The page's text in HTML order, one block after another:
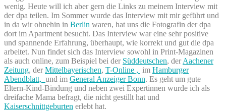
wenig. Heute will ich aber gern die Links zu meinem Interview mit
der dpa teilen. Im Sommer wurde das Interview mit mir geführt und
in da wir ohnehin in Berlin waren, hat uns die Fotografin der dpa
dort im Apartment besucht. Das Interview war eine sehr positive
und spannende Erfahrung, überhaupt, wie korrekt und gut die dpa
arbeitet. Nun findet sich das Interview sowohl in Print-Magazinen
als auch online, zum Beispiel bei der Süddeutschen, derAachener
Zeitung, derMittelbayerischen, T-Online , im Hamburger
Abendblatt, und im General Anzeiger Bonn. Es geht um gute
Eltern-Kind-Bindung und neben zwei Expertinnen wurde ich als
dreifache Mama befragt, die nicht gestillt hat und
Kaiserschnittgeburten erlebt hat.